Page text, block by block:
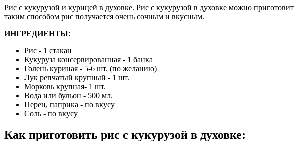
Рис с кукурузой и курицей в духовке. Рис с кукурузой в духовке можно
таким способом рис получается очень сочным и вкусным.
ИНГРЕДИЕНТЫ:
Рис - 1 стакан
Кукуруза консервированная - 1 банка
Голень куриная - 5-6 шт. (по желанию)
Лук репчатый крупный - 1 шт.
Морковь крупная- 1 шт.
Вода или бульон - 500 мл.
Перец, паприка - по вкусу
Соль - по вкусу
Как приготовить рис с кукурузой в духовке: